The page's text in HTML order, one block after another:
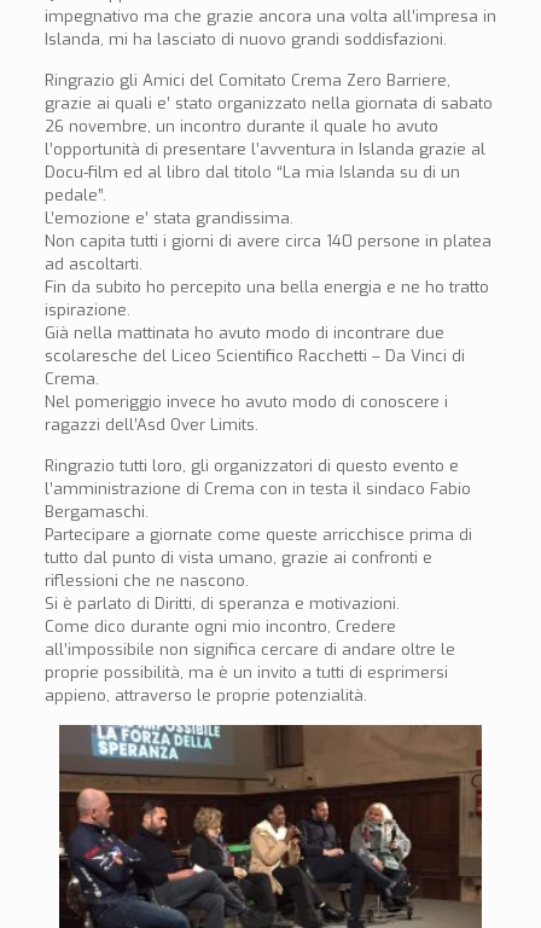
impegnativo ma che grazie ancora una volta all’impresa in
Islanda, mi ha lasciato di nuovo grandi soddisfazioni.
Ringrazio gli Amici del Comitato Crema Zero Barriere,
grazie ai quali e’ stato organizzato nella giornata di sabato
26 novembre, un incontro durante il quale ho avuto
l’opportunità di presentare l’avventura in Islanda grazie al
Docu-film ed al libro dal titolo “La mia Islanda su di un
pedale”.
L’emozione e’ stata grandissima.
Non capita tutti i giorni di avere circa 140 persone in platea
ad ascoltarti.
Fin da subito ho percepito una bella energia e ne ho tratto
ispirazione.
Già nella mattinata ho avuto modo di incontrare due
scolaresche del Liceo Scientifico Racchetti – Da Vinci di
Crema.
Nel pomeriggio invece ho avuto modo di conoscere i
ragazzi dell’Asd Over Limits.
Ringrazio tutti loro, gli organizzatori di questo evento e
l’amministrazione di Crema con in testa il sindaco Fabio
Bergamaschi.
Partecipare a giornate come queste arricchisce prima di
tutto dal punto di vista umano, grazie ai confronti e
riflessioni che ne nascono.
Si è parlato di Diritti, di speranza e motivazioni.
Come dico durante ogni mio incontro, Credere
all’impossibile non significa cercare di andare oltre le
proprie possibilità, ma è un invito a tutti di esprimersi
appieno, attraverso le proprie potenzialità.